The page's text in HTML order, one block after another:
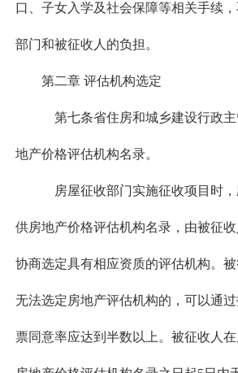
口、子女入学及社会保障等相关手续
部门和被征收人的负担。
第二章 评估机构选定
第七条省住房和城乡建设行政
地产价格评估机构名录。
房屋征收部门实施征收项目时
供房地产价格评估机构名录，由被征
协商选定具有相应资质的评估机构。
无法选定房地产评估机构的，可以通
票同意率应达到半数以上。被征收人